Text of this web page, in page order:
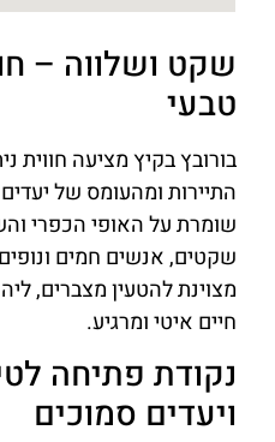
שקט ושלווה –
טבעי
בורובץ בקיץ מציעה חווית
התיירות ומהעומס של
שומרת על האופי הכפרי
שקטים, אנשים חמים
מצוינת להטעין מצברים,
חיים איטי ומרגיע.
נקודת פתיחה
ויעדים סמוכים